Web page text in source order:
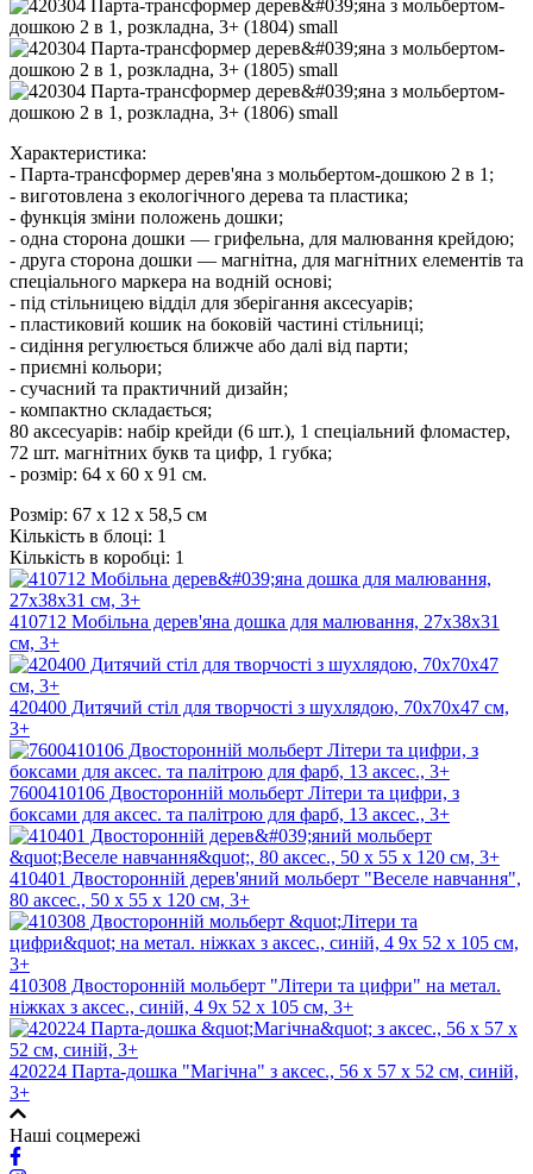
Характеристика:
- Парта-трансформер дерев'яна з мольбертом-дошкою 2 в 1;
- виготовлена з екологічного дерева та пластика;
- функція зміни положень дошки;
- одна сторона дошки — грифельна, для малювання крейдою;
- друга сторона дошки — магнітна, для магнітних елементів та
спеціального маркера на водній основі;
- під стільницею відділ для зберігання аксесуарів;
- пластиковий кошик на боковій частині стільниці;
- сидіння регулюється ближче або далі від парти;
- приємні кольори;
- сучасний та практичний дизайн;
- компактно складається;
80 аксесуарів: набір крейди (6 шт.), 1 спеціальний фломастер,
72 шт. магнітних букв та цифр, 1 губка;
- розмір: 64 х 60 х 91 см.
Розмір: 67 х 12 х 58,5 см
Кількість в блоці: 1
Кількість в коробці: 1
410712 Мобільна дерев'яна дошка для малювання, 27х38х31
см, 3+
420400 Дитячий стіл для творчості з шухлядою, 70x70x47 см,
3+
7600410106 Двосторонній мольберт Літери та цифри, з
боксами для аксес. та палітрою для фарб, 13 аксес., 3+
410401 Двосторонній дерев'яний мольберт "Веселе навчання",
80 аксес., 50 х 55 х 120 см, 3+
410308 Двосторонній мольберт "Літери та цифри" на метал.
ніжках з аксес., синій, 4 9х 52 х 105 см, 3+
420224 Парта-дошка "Магічна" з аксес., 56 х 57 х 52 см, синій,
3+
Наші соцмережі